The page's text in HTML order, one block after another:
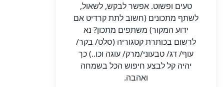
טעים ופשוט. אפשר לבקש, לשאול,
לשתף מתכונים (חשוב לתת קרדיט אם
ידוע המקור) משתפים מתכון? נא
לרשום בכותרת קטגוריה (סלט/ בקר/
עוף/ דג/ טבעוני/מרק/ עוגה וכו..) כך
יהיה קל לבצע חיפוש הכל בשמחה
ואהבה.